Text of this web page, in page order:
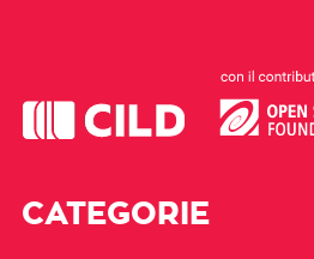
CATEGORIE